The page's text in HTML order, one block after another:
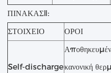
ΠΙΝΑΚΑΣⅡ:
ΣΤΟΙΧΕΙΟ
ΟΡΟΙ
Self-dischargeκανονική